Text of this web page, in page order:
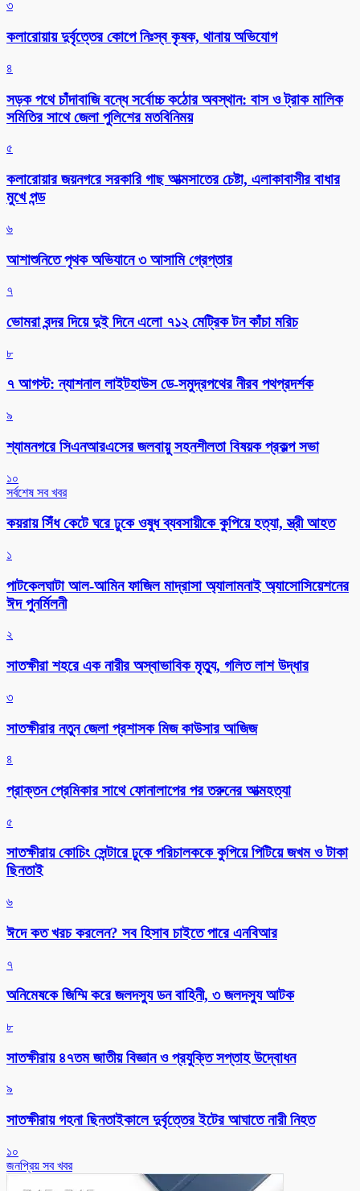
৩
কলারোয়ায় দুর্বৃত্তের কোপে নিঃস্ব কৃষক, থানায় অভিযোগ
৪
সড়ক পথে চাঁদাবাজি বন্ধে সর্বোচ্চ কঠোর অবস্থান: বাস ও ট্রাক মালিক
সমিতির সাথে জেলা পুলিশের মতবিনিময়
৫
কলারোয়ার জয়নগরে সরকারি গাছ আত্মসাতের চেষ্টা, এলাকাবাসীর বাধার
মুখে পন্ড
৬
আশাশুনিতে পৃথক অভিযানে ৩ আসামি গ্রেপ্তার
৭
ভোমরা বন্দর দিয়ে দুই দিনে এলো ৭১২ মেট্রিক টন কাঁচা মরিচ
৮
৭ আগস্ট: ন্যাশনাল লাইটহাউস ডে-সমুদ্রপথের নীরব পথপ্রদর্শক
৯
শ্যামনগরে সিএনআরএসের জলবায়ু সহনশীলতা বিষয়ক প্রকল্প সভা
১০
সর্বশেষ সব খবর
কয়রায় সিঁধ কেটে ঘরে ঢুকে ওষুধ ব্যবসায়ীকে কুপিয়ে হত্যা, স্ত্রী আহত
১
পাটকেলঘাটা আল-আমিন ফাজিল মাদ্রাসা অ্যালামনাই অ্যাসোসিয়েশনের
ঈদ পুনর্মিলনী
২
সাতক্ষীরা শহরে এক নারীর অস্বাভাবিক মৃত্যু, গলিত লাশ উদ্ধার
৩
সাতক্ষীরার নতুন জেলা প্রশাসক মিজ কাউসার আজিজ
৪
প্রাক্তন প্রেমিকার সাথে ফোনালাপের পর তরুনের আত্মহত্যা
৫
সাতক্ষীরায় কোচিং সেন্টারে ঢুকে পরিচালককে কুপিয়ে পিটিয়ে জখম ও টাকা
ছিনতাই
৬
ঈদে কত খরচ করলেন? সব হিসাব চাইতে পারে এনবিআর
৭
অনিমেষকে জিম্মি করে জলদস্যু ডন বাহিনী, ৩ জলদস্যু আটক
৮
সাতক্ষীরায় ৪৭তম জাতীয় বিজ্ঞান ও প্রযুক্তি সপ্তাহ উদ্বোধন
৯
সাতক্ষীরায় গহনা ছিনতাইকালে দুর্বৃত্তের ইটের আঘাতে নারী নিহত
১০
জনপ্রিয় সব খবর